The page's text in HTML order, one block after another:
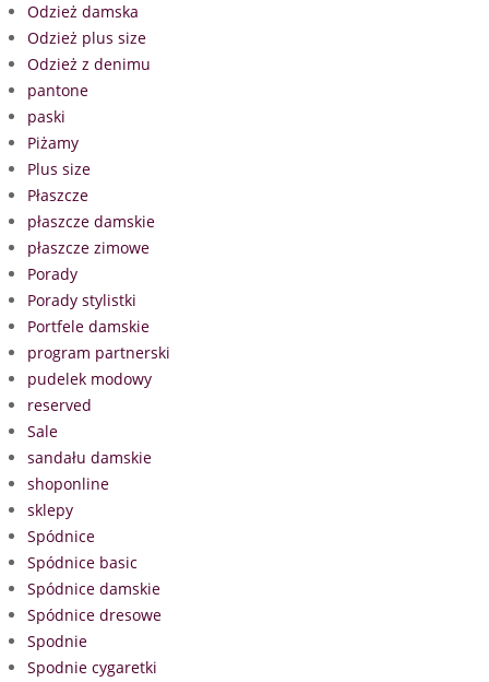
Odzież damska
Odzież plus size
Odzież z denimu
pantone
paski
Piżamy
Plus size
Płaszcze
płaszcze damskie
płaszcze zimowe
Porady
Porady stylistki
Portfele damskie
program partnerski
pudelek modowy
reserved
Sale
sandału damskie
shoponline
sklepy
Spódnice
Spódnice basic
Spódnice damskie
Spódnice dresowe
Spodnie
Spodnie cygaretki